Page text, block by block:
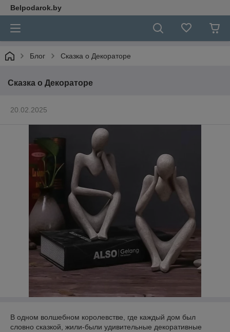
Belpodarok.by
Блог Сказка о Декораторе
Сказка о Декораторе
20.02.2025
В одном волшебном королевстве, где каждый дом был
словно сказкой, жили-были удивительные декоративные